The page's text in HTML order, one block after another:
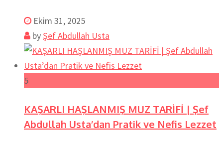
Ekim 31, 2025
by Şef Abdullah Usta
5
KAŞARLI HAŞLANMIŞ MUZ TARİFİ | Şef
Abdullah Usta’dan Pratik ve Nefis Lezzet